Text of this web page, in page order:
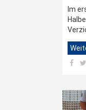
Im